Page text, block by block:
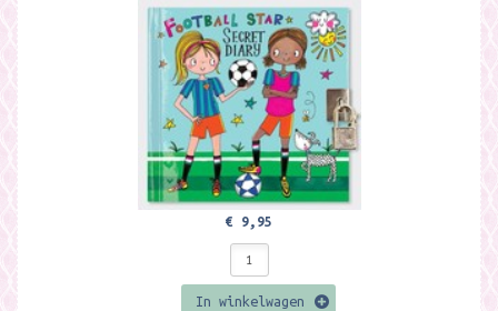
€ 9,95
In winkelwagen